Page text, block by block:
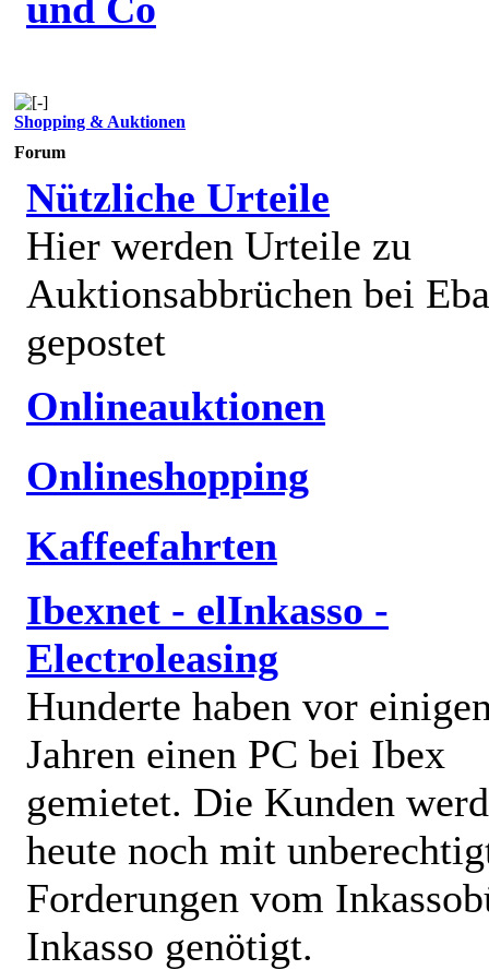
Shopping & Auktionen
Forum
Nützliche Urteile
Hier werden Urteile zu
Auktionsabbrüchen bei
gepostet
Onlineauktionen
Onlineshopping
Kaffeefahrten
Ibexnet - elInkasso -
Electroleasing
Hunderte haben vor
Jahren einen PC bei Ibex
gemietet. Die Kunden
heute noch mit
Forderungen vom
Inkasso genötigt.